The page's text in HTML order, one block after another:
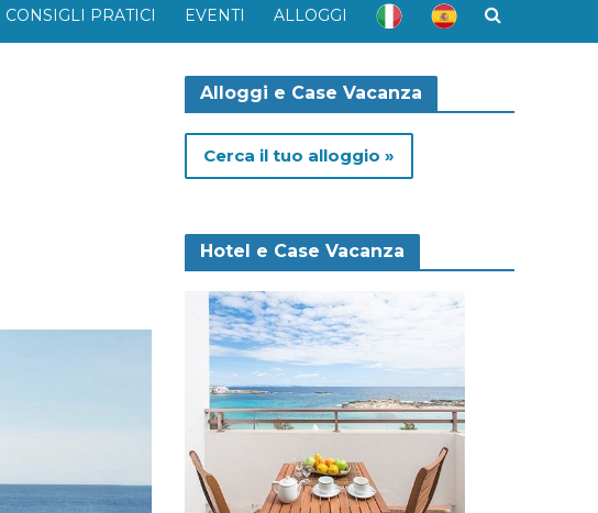
CONSIGLI PRATICI EVENTI ALLOGGI
Alloggi e Case Vacanza
Cerca il tuo alloggio »
Hotel e Case Vacanza